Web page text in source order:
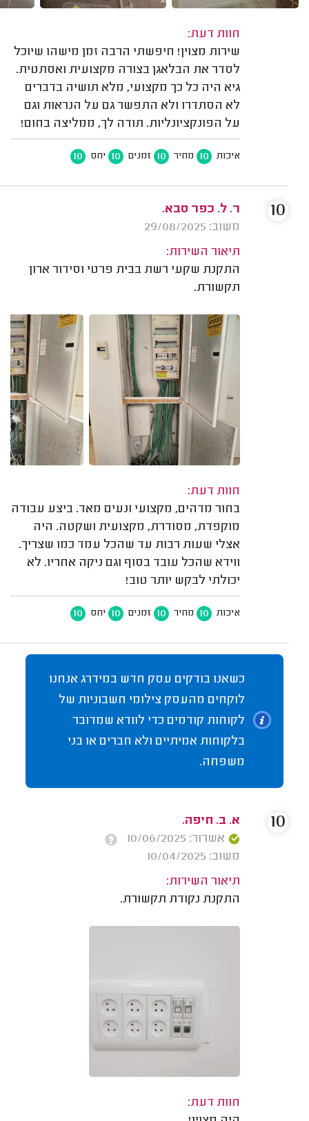
חוות דעת:
שירות מצוין! חיפשתי הרבה זמן מישהו שיוכל
לסדר את הבלאגן בצורה מקצועית ואסתטית.
גיא היה כל כך מקצועי, מלא תושיה בדברים
לא הסתדרו ולא התפשר גם על הנראות וגם
על הפונקציונליות. תודה לך, ממליצה בחום!
איכות 10 מחיר 10 זמנים 10 יחס 10
ר. ל. כפר סבא.
משוב: 29/08/2025
תיאור השירות:
התקנת שקעי רשת בבית פרטי וסידור ארון
תקשורת.
חוות דעת:
בחור מדהים, מקצועי ונעים מאד. ביצע עבודה
מוקפדת, מסודרת, מקצועית ושקטה. היה
אצלי שעות רבות עד שהכל עמד כמו שצריך.
ווידא שהכל עובד בסוף וגם ניקה אחריו. לא
יכולתי לבקש יותר טוב!
איכות 10 מחיר 10 זמנים 10 יחס 10
10
כשאנו בודקים עסק חדש במידרג אנחנו
לוקחים מהעסק צילומי חשבוניות של
לקוחות קודמים כדי לוודא שמדובר
בלקוחות אמיתיים ולא חברים או בני
משפחה.
א. ב. חיפה.
אשרור: 10/06/2025
משוב: 10/04/2025
תיאור השירות:
התקנת נקודת תקשורת.
חוות דעת:
10